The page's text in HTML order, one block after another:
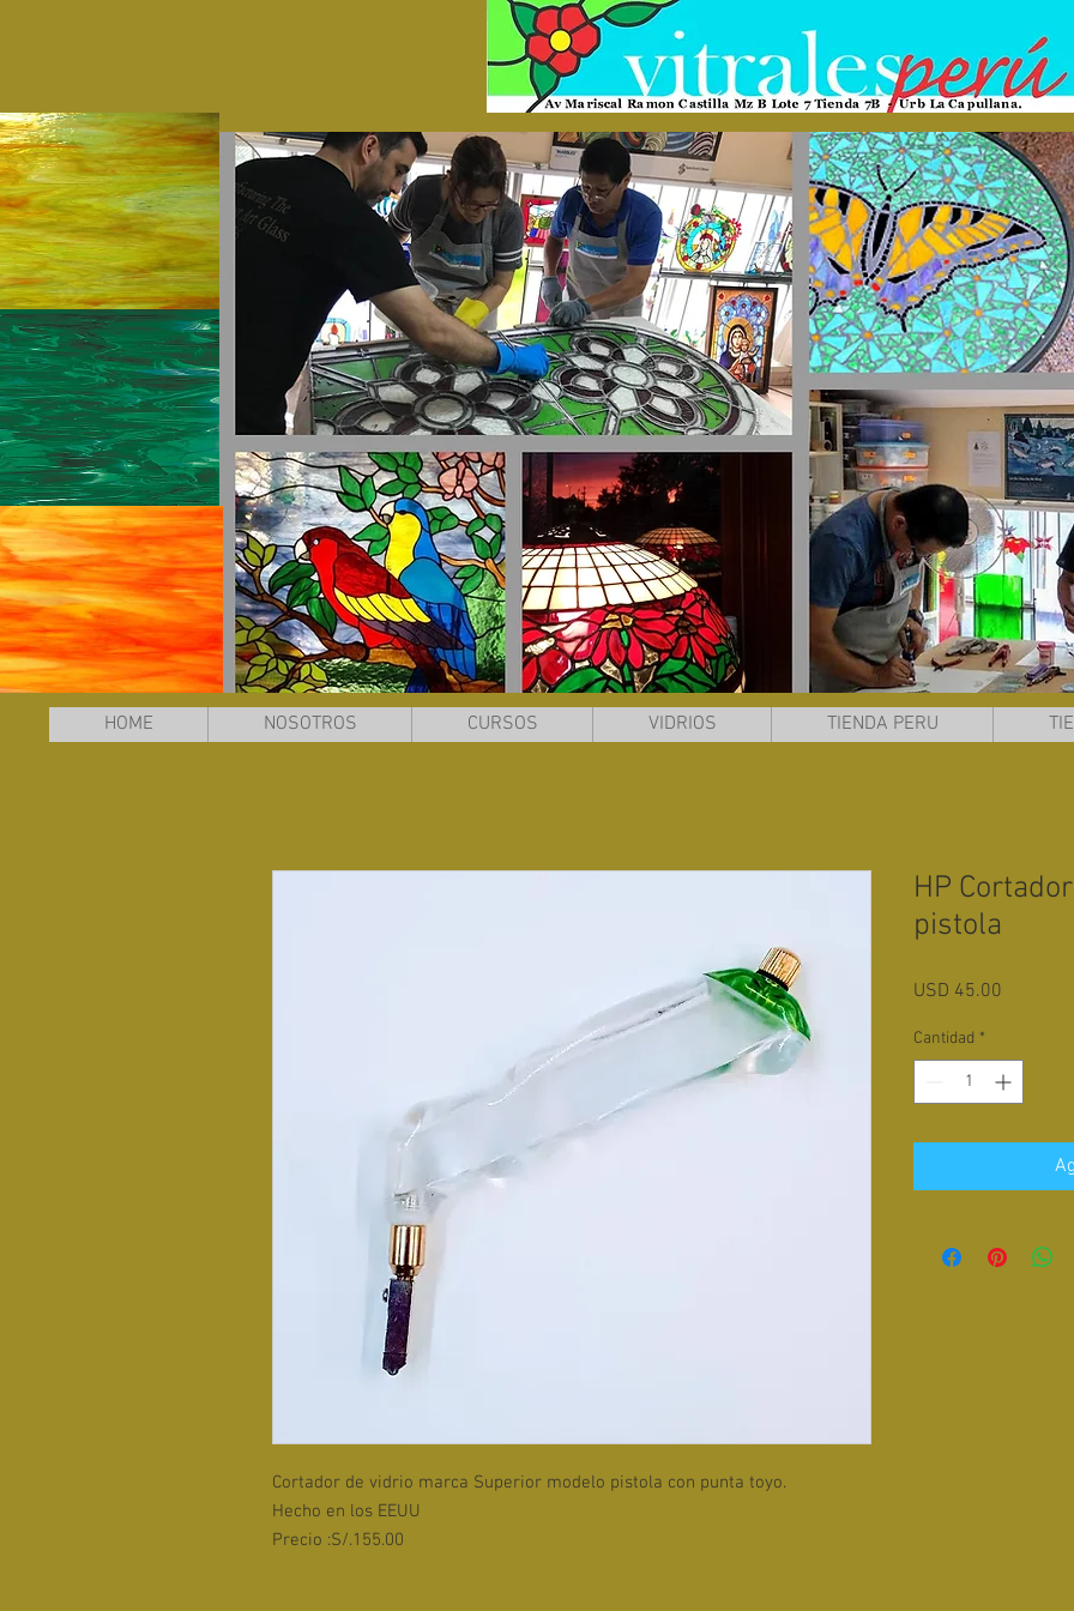
Cortador de vidrio marca Superior modelo pistola con punta toyo.
Hecho en los EEUU
Precio :S/.155.00
HP
pistola
USD 45.00
Cantidad *
HOME NOSOTROS CURSOS VIDRIOS TIENDA PERU